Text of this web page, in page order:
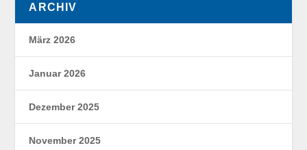
ARCHIV
März 2026
Januar 2026
Dezember 2025
November 2025